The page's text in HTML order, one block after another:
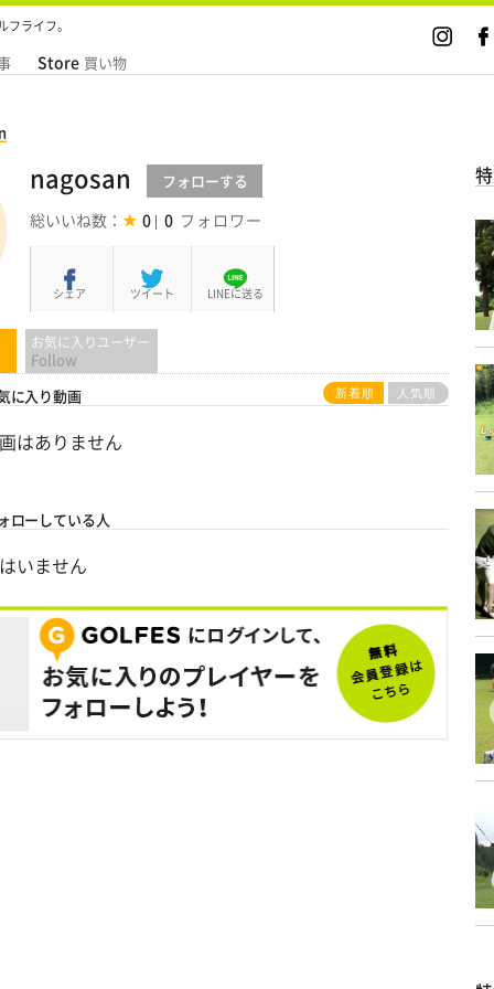
ライフ。
Store 買い物
nagosan フォローする
総いいね数： 0 0
シェア ツイート LINEに送る
お気に入りユーザー
Follow
に入り動画
新着順 人気順
はありません
ローしている人
いません